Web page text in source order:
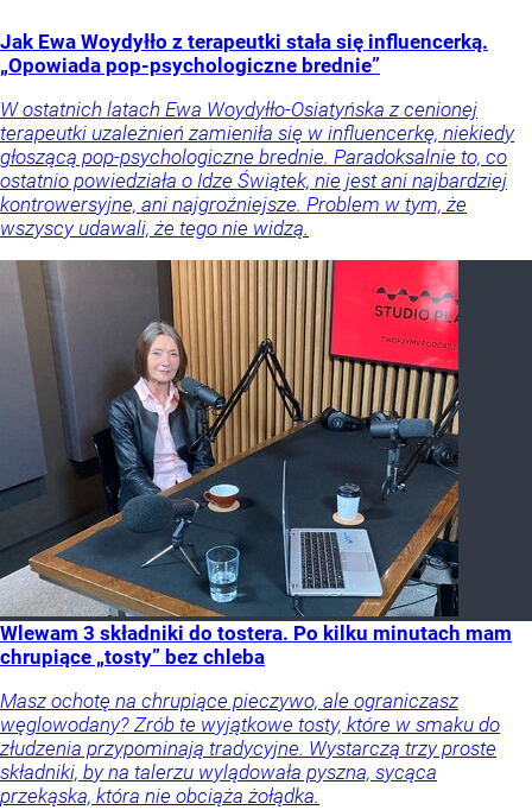
Jak Ewa Woydyłło z terapeutki stała się influencerką.
„Opowiada pop-psychologiczne brednie”
W ostatnich latach Ewa Woydyłło-Osiatyńska z cenionej
terapeutki uzależnień zamieniła się w influencerkę, niekiedy
głoszącą pop-psychologiczne brednie. Paradoksalnie to, co
ostatnio powiedziała o Idze Świątek, nie jest ani najbardziej
kontrowersyjne, ani najgroźniejsze. Problem w tym, że
wszyscy udawali, że tego nie widzą.
Wlewam 3 składniki do tostera. Po kilku minutach mam
chrupiące „tosty” bez chleba
Masz ochotę na chrupiące pieczywo, ale ograniczasz
węglowodany? Zrób te wyjątkowe tosty, które w smaku do
złudzenia przypominają tradycyjne. Wystarczą trzy proste
składniki, by na talerzu wylądowała pyszna, sycąca
przekąska, która nie obciąża żołądka.